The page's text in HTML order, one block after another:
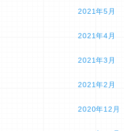
2021年5月
2021年4月
2021年3月
2021年2月
2020年12月